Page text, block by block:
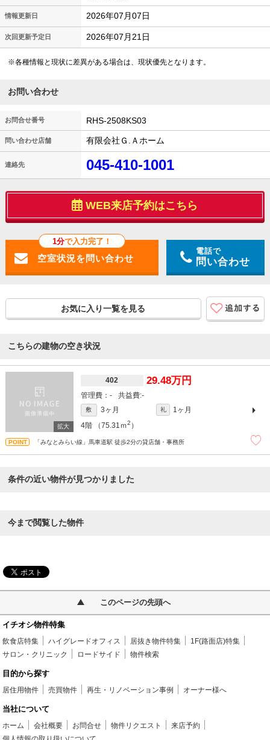
情報更新日 2026年07月07日
次回更新予定日 2026年07月21日
※各種情報と現状に差異がある場合は、現状優先となります。
お問い合わせ
お問合せ番号 RHS-2508KS03
問い合わせ店舗 有限会社Ｇ.Ａホーム
連絡先 045-410-1001
WEB来店予約はこちら
1分で入力完了！
電話で
問い合わせ
お気に入り一覧を見る
こちらの建物の空き状況
402 29.48万円
- -
敷 3ヶ月 礼
1ヶ月
4階
（75.31ｍ2 ）
「みなとみらい線」馬車道駅 徒歩2分の貸店舗・事務所
条件の近い物件が見つかりました
今まで閲覧した物件
このページの先頭へ
イチオシ物件特集
飲食店特集 ハイグレードオフィス 居抜き物件特集
1F(路面店)特集
サロン・クリニック
ロードサイド 物件検索
目的から探す
居住用物件 売買物件 再生・リノベーション事例 オーナー様へ
当社について
ホーム 会社概要 お問合せ 物件リクエスト
来店予約